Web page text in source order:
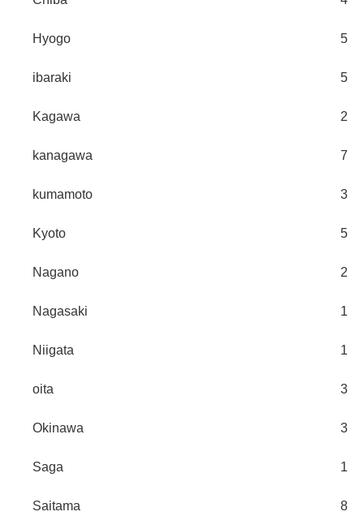
Hyogo 5
ibaraki 5
Kagawa 2
kanagawa 7
kumamoto 3
Kyoto 5
Nagano 2
Nagasaki 1
Niigata 1
oita 3
Okinawa 3
Saga 1
Saitama 8